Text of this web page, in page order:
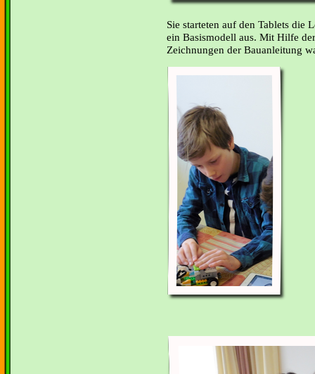
Sie starteten auf den Tablets die
ein Basismodell aus. Mit Hilfe
Zeichnungen der Bauanleitung